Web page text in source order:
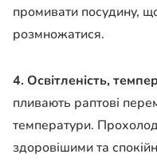
промивати посудину,
розмножатися.
4. Освітленість,
пливають раптові
температури.
здоровішими та